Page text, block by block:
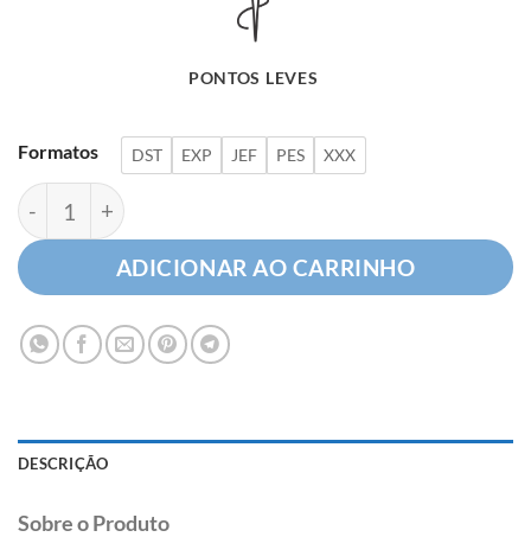
PONTOS LEVES
Formatos DST EXP JEF PES XXX
Coleção Florais Natalinos quantidade
ADICIONAR AO CARRINHO
DESCRIÇÃO
Sobre o Produto